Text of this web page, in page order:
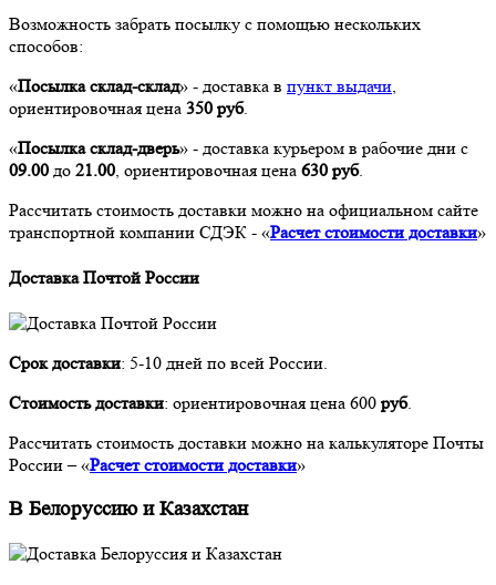
Возможность забрать посылку с помощью нескольких
способов:
«Посылка склад-склад» - доставка в пункт выдачи
ориентировочная цена 350 руб.
«Посылка склад-дверь» - доставка курьером в рабочие дни с
09.00 до 21.00 , ориентировочная цена 630 руб.
Рассчитать стоимость доставки можно на официальном сайте
транспортной компании СДЭК - «Расчет стоимости доставки»
Доставка Почтой России
Срок доставки: 5-10 дней по всей России.
Стоимость доставки: ориентировочная цена 600 руб.
Рассчитать стоимость доставки можно на калькуляторе Почты
России – «Расчет стоимости доставки»
В Белоруссию и Казахстан